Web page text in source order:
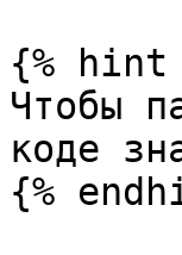
{%
Чтобы
коде
{%